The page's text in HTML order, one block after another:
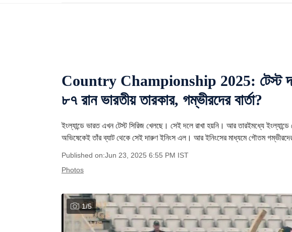
Country Championship 2025: টেস্ট দলে
৮৭ রান ভারতীয় তারকার, গম্ভীরদের বার্তা?
ইংল্যান্ডে ভারত এখন টেস্ট সিরিজ খেলছে। সেই দলে রাখা হয়নি। আর তারইমধ্যে ইংল্যান্ডে
অভিষেকেই তাঁর ব্যাট থেকে সেই দারুণ ইনিংস এল। আর ইনিংসের মাধ্যমে গৌতম গম্ভীরদের
Published on:Jun 23, 2025 6:55 PM IST
Photos
1/5